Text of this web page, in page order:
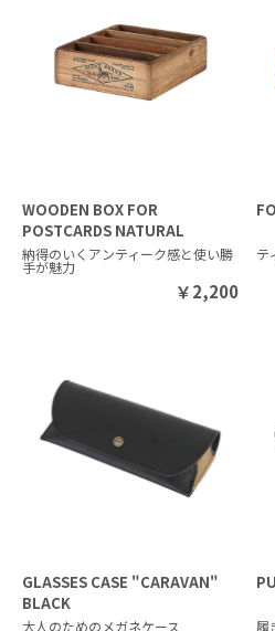
WOODEN BOX FOR
POSTCARDS NATURAL
納得のいくアンティーク感と使い勝
手が魅力
￥2,200
テ
GLASSES CASE "CARAVAN"
BLACK
大人のためのメガネケース 履